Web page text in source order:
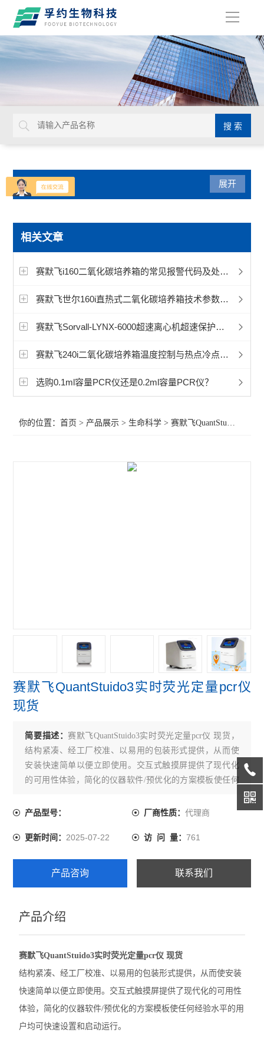
导
产品分类
赛默飞PowerFlex梯度PCR
赛默飞超微量分光光度计
洁净工作台
宏石实时荧光定量PCR
BioRad伯乐PTC Tempo梯度pcr
赛默飞311二氧化碳CO2培养箱
赛默飞QuantStudio7
赛默飞QuantStudio5 PCR
赛默飞QuantStudio3 PCR
伯乐CFX Connect PCR仪
伯乐S1000 PCR仪
伯乐CFX Opus 96 PCR
伯乐CFX Duet荧光定量PCR
伯乐CFX Opus Deepwell
赛默飞QuantStudio1 PCR
赛默飞7500实时荧光定量PCR
赛默飞ProFlex 3x32梯度PCR
赛默飞SimpliAmp PCR仪
展开
相关文章
赛默飞i160二氧化碳培养箱的常见报警代码及处理方法
赛默飞世尔160i直热式二氧化碳培养箱技术参数说明
赛默飞Sorvall-LYNX-6000超速离心机超速保护误触发解决办法
赛默飞240i二氧化碳培养箱温度控制与热点冷点问题
选购0.1ml容量PCR仪还是0.2ml容量PCR仪？
你的位置：首页 > 产品展示 > 生命科学 >赛默飞QuantStudio3 PCR
赛默飞QuantStuido3实时荧光定量pcr仪
现货
简要描述： 赛默飞QuantStuido3实时荧光定量pcr仪 现货，
结构紧凑、经工厂校准、以易用的包装形式提供，从而使
安装快速简单以便立即使用。交互式触摸屏提供了现代化
的可用性体验，简化的仪器软件/预优化的方案模板使任何
产品型号： 厂商性质： 代理商
更新时间：2025-07-22 访 问 量： 761
产品咨询 联系我们
产品介绍
赛默飞QuantStuido3实时荧光定量pcr仪 现货
结构紧凑、经工厂校准、以易用的包装形式提供，从而使安装
快速简单以便立即使用。交互式触摸屏提供了现代化的可用性
体验，简化的仪器软件/预优化的方案模板使任何经验水平的用
户均可快速设置和启动运行。